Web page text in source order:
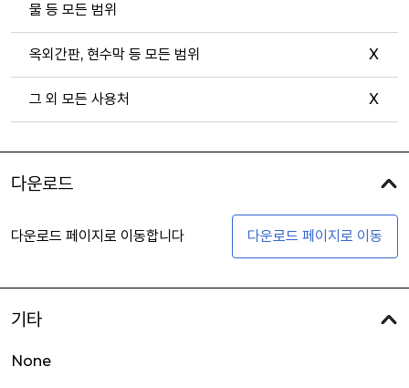
물 등 모든 범위
옥외간판, 현수막 등 모든 범위 X
그 외 모든 사용처 X
다운로드
다운로드 페이지로 이동합니다 다운로드 페이지로 이동
기타
None